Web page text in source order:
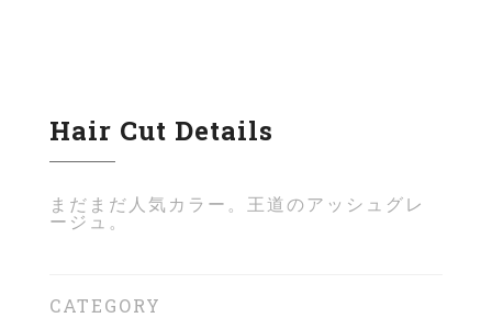
Hair Cut Details
まだまだ人気カラー。王道のアッシュグレ
ージュ。
CATEGORY